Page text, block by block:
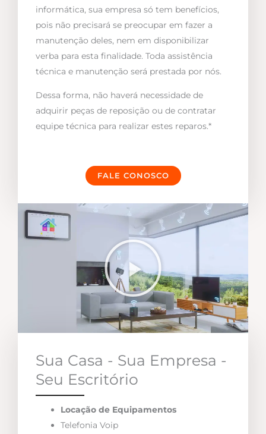
informática, sua empresa só tem benefícios,
pois não precisará se preocupar em fazer a
manutenção deles, nem em disponibilizar
verba para esta finalidade. Toda assistência
técnica e manutenção será prestada por nós.
Dessa forma, não haverá necessidade de
adquirir peças de reposição ou de contratar
equipe técnica para realizar estes reparos.*
FALE CONOSCO
Sua Casa - Sua Empresa -
Seu Escritório
Locação de Equipamentos
Telefonia Voip